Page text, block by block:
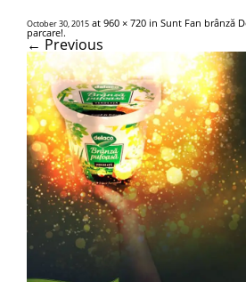
October 30, 2015 at 960 × 720 in Sunt Fan brânză
parcare!.
← Previous